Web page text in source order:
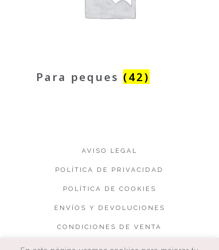
Para peques (42)
AVISO LEGAL
POLÍTICA DE PRIVACIDAD
POLÍTICA DE COOKIES
ENVÍOS Y DEVOLUCIONES
CONDICIONES DE VENTA